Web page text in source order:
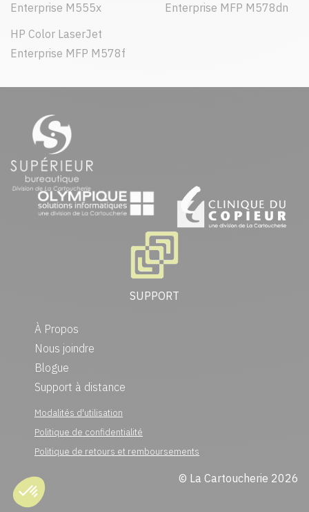
Enterprise M555x
Enterprise MFP M578dn
HP Color LaserJet
Enterprise MFP M578f
SUPPORT
À Propos
Nous joindre
Blogue
Support à distance
Modalités d'utilisation
Politique de confidentialité
Politique de retours et remboursements
© La Cartoucherie 2026